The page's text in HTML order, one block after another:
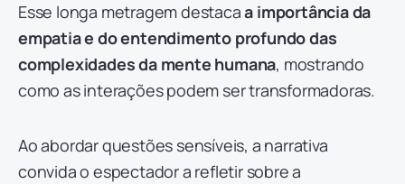
Esse longa metragem destacaa importância da
empatia e do entendimento profundo das
complexidades da mente humana, mostrando
como as interações podem ser transformadoras.
Ao abordar questões sensíveis, a narrativa
convida o espectador a refletir sobre a